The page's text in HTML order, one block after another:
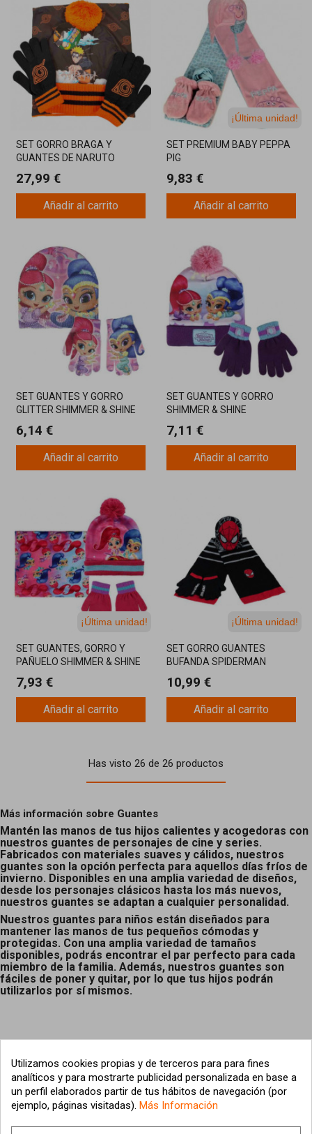
SET GORRO BRAGA Y
GUANTES DE NARUTO
27,99 €
Añadir al carrito
¡Última unidad!
SET PREMIUM BABY PEPPA
PIG
9,83 €
Añadir al carrito
SET GUANTES Y GORRO
GLITTER SHIMMER & SHINE
6,14 €
Añadir al carrito
SET GUANTES Y GORRO
SHIMMER & SHINE
7,11 €
Añadir al carrito
¡Última unidad!
SET GUANTES, GORRO Y
PAÑUELO SHIMMER & SHINE
7,93 €
Añadir al carrito
¡Última unidad!
SET GORRO GUANTES
BUFANDA SPIDERMAN
10,99 €
Añadir al carrito
Has visto 26 de 26 productos
Más información sobre Guantes
Mantén las manos de tus hijos calientes y acogedoras con
nuestros guantes de personajes de cine y series.
Fabricados con materiales suaves y cálidos, nuestros
guantes son la opción perfecta para aquellos días fríos de
invierno. Disponibles en una amplia variedad de diseños,
desde los personajes clásicos hasta los más nuevos,
nuestros guantes se adaptan a cualquier personalidad.
Nuestros guantes para niños están diseñados para
mantener las manos de tus pequeños cómodas y
protegidas. Con una amplia variedad de tamaños
disponibles, podrás encontrar el par perfecto para cada
miembro de la familia. Además, nuestros guantes son
fáciles de poner y quitar, por lo que tus hijos podrán
utilizarlos por sí mismos.
Utilizamos cookies propias y de terceros para para fines
analíticos y para mostrarte publicidad personalizada en base a
un perfil elaborados partir de tus hábitos de navegación (por
ejemplo, páginas visitadas). Más Información